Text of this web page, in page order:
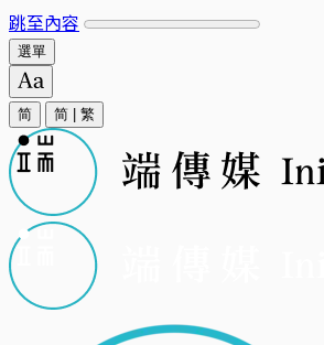
跳至內容
選單
简 简 繁